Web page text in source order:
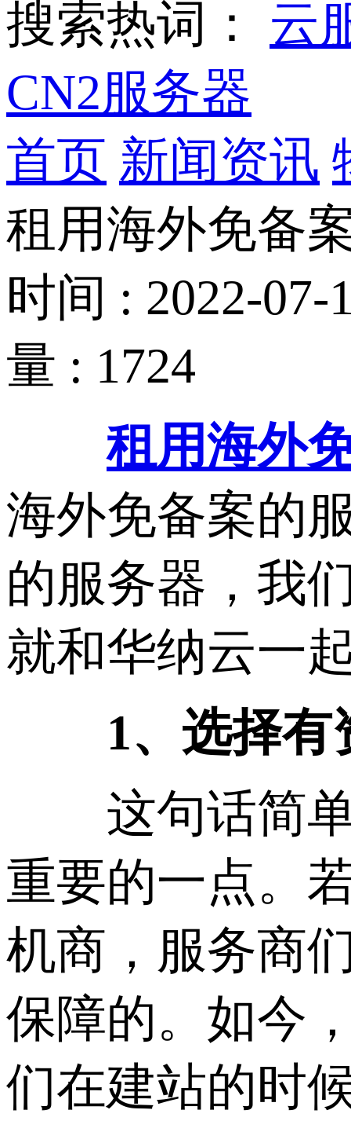
搜索热词： 云
CN2服务器
首页 新闻资讯
租用海外免备
时间 : 2022-07-
量 : 1724
租用海外
海外免备案的
的服务器，我
就和华纳云一
1、选择有
这句话简单
重要的一点。
机商，服务商
保障的。如今
们在建站的时